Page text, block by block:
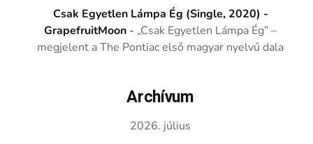
Csak Egyetlen Lámpa Ég (Single, 2020) -
GrapefruitMoon - „Csak Egyetlen Lámpa Ég” –
megjelent a The Pontiac első magyar nyelvű dala
Archívum
2026. július